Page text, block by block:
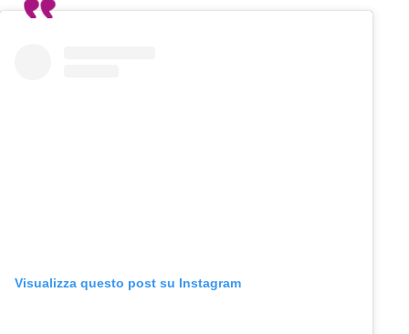
Visualizza questo post su Instagram